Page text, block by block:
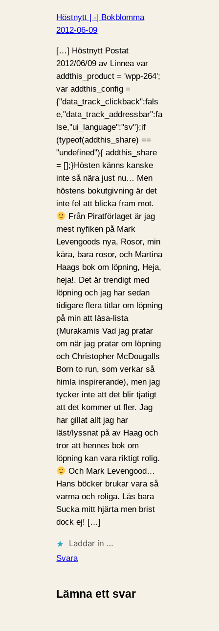
Höstnytt | -| Bokblomma
2012-06-09
[…] Höstnytt Postat
2012/06/09 av Linnea var
addthis_product = 'wpp-264';
var addthis_config =
{"data_track_clickback":fals
e,"data_track_addressbar":fa
lse,"ui_language":"sv"};if
(typeof(addthis_share) ==
"undefined"){ addthis_share
= [];}Hösten känns kanske
inte så nära just nu… Men
höstens bokutgivning är det
inte fel att blicka fram mot.
Från Piratförlaget är jag
mest nyfiken på Mark
Levengoods nya, Rosor, min
kära, bara rosor, och Martina
Haags bok om löpning, Heja,
heja!. Det är trendigt med
löpning och jag har sedan
tidigare flera titlar om löpning
på min att läsa-lista
(Murakamis Vad jag pratar
om när jag pratar om löpning
och Christopher McDougalls
Born to run, som verkar så
himla inspirerande), men jag
tycker inte att det blir tjatigt
att det kommer ut fler. Jag
har gillat allt jag har
läst/lyssnat på av Haag och
tror att hennes bok om
löpning kan vara riktigt rolig.
Och Mark Levengood…
Hans böcker brukar vara så
varma och roliga. Läs bara
Sucka mitt hjärta men brist
dock ej! […]
Laddar in …
Svara
Lämna ett svar